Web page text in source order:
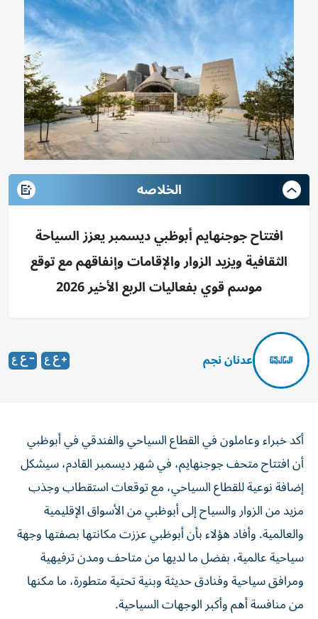
الخلاصه
افتتاح جوجنهايم أبوظبي ديسمبر يعزز السياحة
الثقافية ويزيد الزوار والإقامات وإنفاقهم مع توقع
موسم قوي بفعاليات الربع الأخير 2026
عدنان نجم
أكد خبراء وعاملون في القطاع السياحي والفندقي في أبوظبي
أن افتتاح متحف جوجنهايم، في شهر ديسمبر القادم، سيشكل
إضافة نوعية للقطاع السياحي، مع توقعات استقطاب وجذب
مزيد من الزوار والسياح إلى أبوظبي من الأسواق الإقليمية
والعالمية. وأفاد هؤلاء بأن أبوظبي عززت مكانتها بصفتها وجهة
سياحية عالمية، بفضل ما لديها من متاحف ومدن ترفيهية
ومرافق سياحية وفنادق حديثة وبنية تحتية متطورة، ما مكنها
من منافسة أهم وأكبر الوجهات السياحية.